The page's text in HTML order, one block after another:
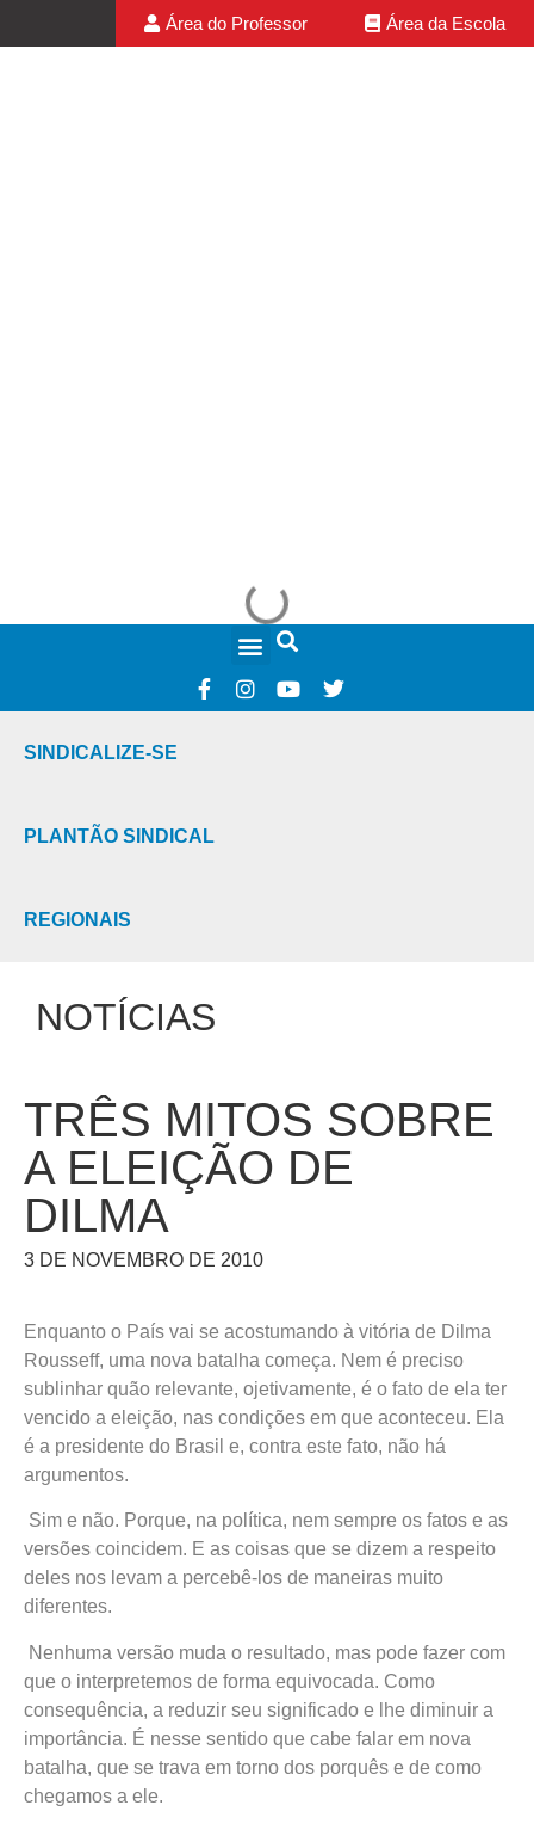
Área do Professor Área da Escola
SINDICALIZE-SE
PLANTÃO SINDICAL
REGIONAIS
NOTÍCIAS
TRÊS MITOS SOBRE
A ELEIÇÃO DE
DILMA
3 DE NOVEMBRO DE 2010
Enquanto o País vai se acostumando à vitória de Dilma
Rousseff, uma nova batalha começa. Nem é preciso
sublinhar quão relevante, ojetivamente, é o fato de ela ter
vencido a eleição, nas condições em que aconteceu. Ela
é a presidente do Brasil e, contra este fato, não há
argumentos.
Sim e não. Porque, na política, nem sempre os fatos e as
versões coincidem. E as coisas que se dizem a respeito
deles nos levam a percebê-los de maneiras muito
diferentes.
Nenhuma versão muda o resultado, mas pode fazer com
que o interpretemos de forma equivocada. Como
consequência, a reduzir seu significado e lhe diminuir a
importância. É nesse sentido que cabe falar em nova
batalha, que se trava em torno dos porquês e de como
chegamos a ele.